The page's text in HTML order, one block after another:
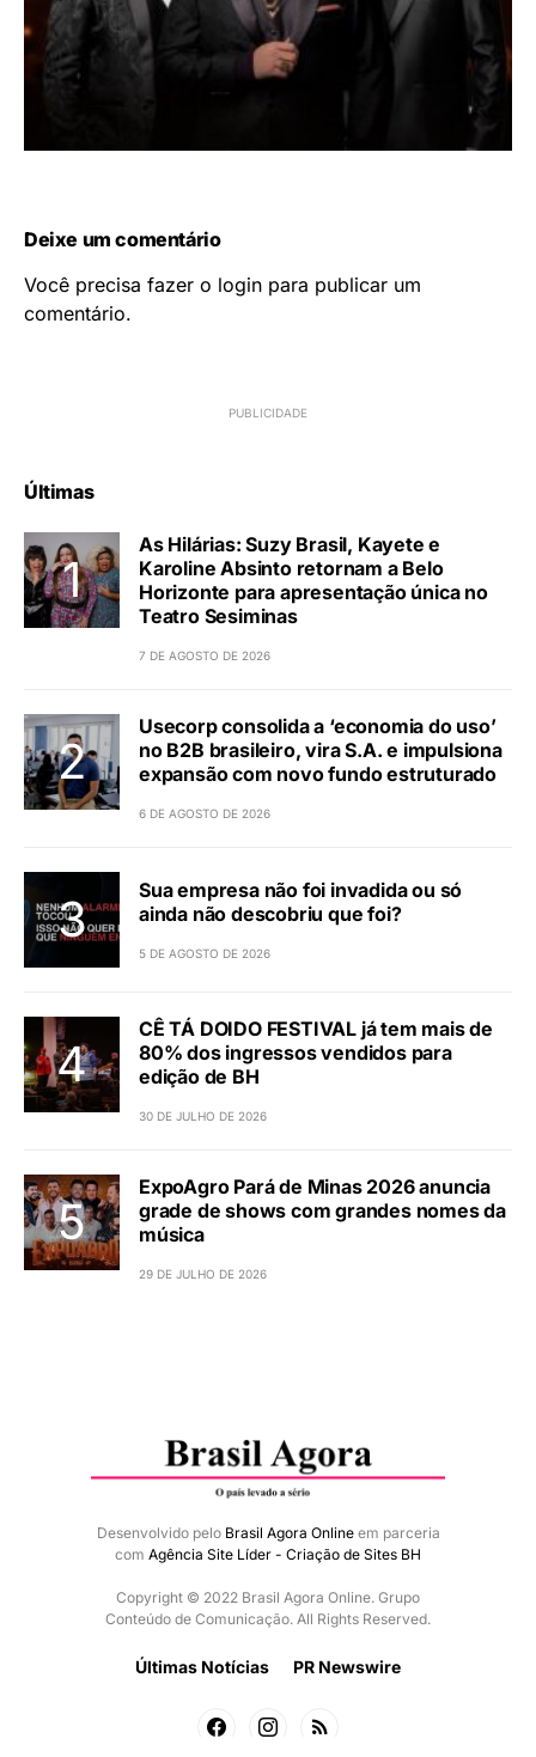
Deixe um comentário
Você precisa fazer o login para publicar um
comentário.
Últimas
As Hilárias: Suzy Brasil, Kayete e
Karoline Absinto retornam a Belo
Horizonte para apresentação única no
Teatro Sesiminas
7 DE AGOSTO DE 2026
Usecorp consolida a ‘economia do uso’
no B2B brasileiro, vira S.A. e impulsiona
expansão com novo fundo estruturado
6 DE AGOSTO DE 2026
Sua empresa não foi invadida ou só
ainda não descobriu que foi?
5 DE AGOSTO DE 2026
CÊ TÁ DOIDO FESTIVAL já tem mais de
80% dos ingressos vendidos para
edição de BH
30 DE JULHO DE 2026
ExpoAgro Pará de Minas 2026 anuncia
grade de shows com grandes nomes da
música
29 DE JULHO DE 2026
Desenvolvido pelo Brasil Agora Onlineem parceria
com Agência Site Líder - Criação de Sites BH
Copyright © 2022 Brasil Agora Online. Grupo
Conteúdo de Comunicação. All Rights Reserved.
Últimas Notícias PR Newswire